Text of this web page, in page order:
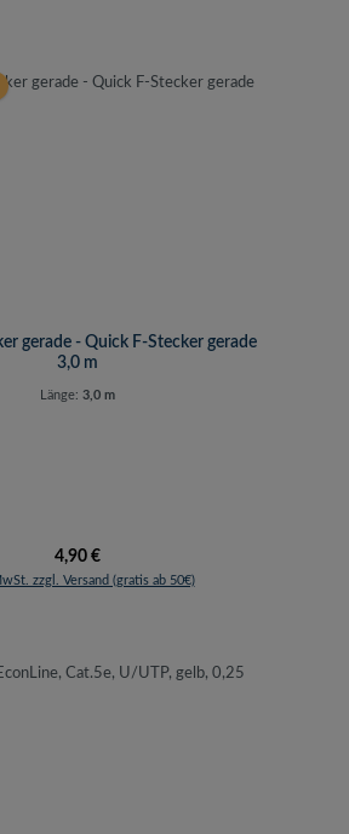
gerade - Quick F-Stecker gerade
3,0 m
Länge: 3,0 m
Regulärer Preis:
4,90 €
zzgl. Versand (gratis ab 50€)